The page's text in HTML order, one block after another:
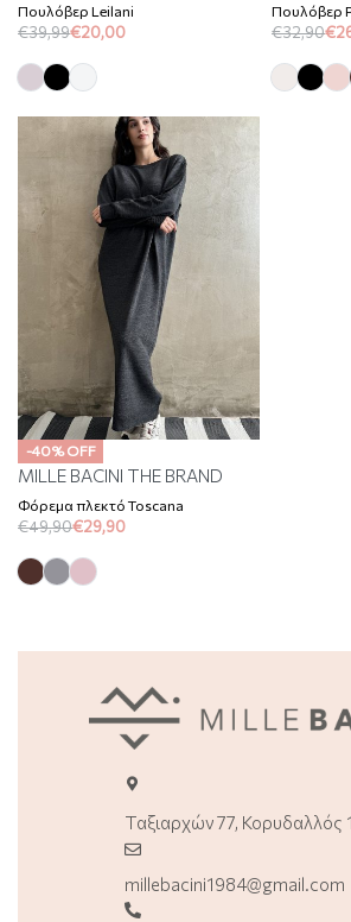
Πουλόβερ Leilani
€39,99€20,00
Πουλόβερ
€32,90€
-40% OFF
MILLE BACINI THE BRAND
Φόρεμα πλεκτό Toscana
€49,90€29,90
Ταξιαρχών 77, Κορυδαλλός
millebacini1984@gmail.com